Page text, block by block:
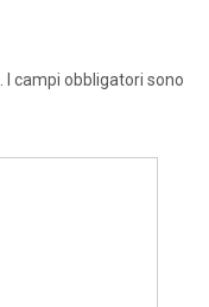
I campi obbligatori sono